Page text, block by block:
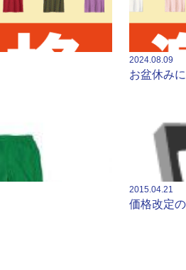
2024.08.09
お盆休み
2015.04.21
価格改定